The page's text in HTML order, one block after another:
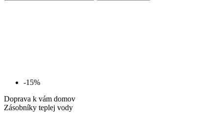
-15%
Doprava k vám domov
Zásobníky teplej vody